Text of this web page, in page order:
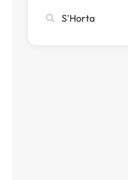
ciudad,